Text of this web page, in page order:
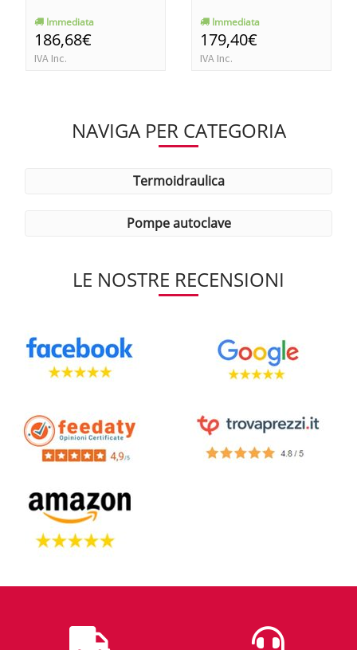
Immediata
186,68€
IVA Inc.
Immediata
179,40€
IVA Inc.
NAVIGA PER CATEGORIA
termoidraulica
pompe autoclave
LE NOSTRE RECENSIONI